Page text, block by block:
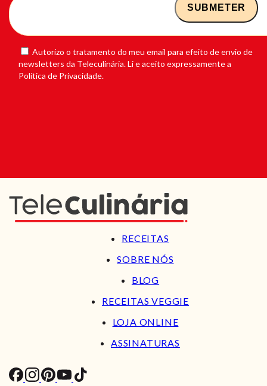
Autorizo o tratamento do meu email para efeito de envio de
newsletters da Teleculinária. Li e aceito expressamente a
Política de Privacidade.
RECEITAS
SOBRE NÓS
BLOG
RECEITAS VEGGIE
LOJA ONLINE
ASSINATURAS